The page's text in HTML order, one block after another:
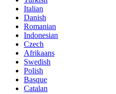
Italian
Danish
Romanian
Indonesian
Czech
Afrikaans
Swedish
Polish
Basque
Catalan